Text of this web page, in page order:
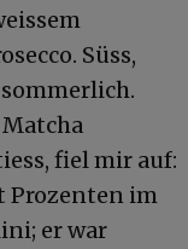
Süss,
fiel mir auf:
Prozenten im
er war